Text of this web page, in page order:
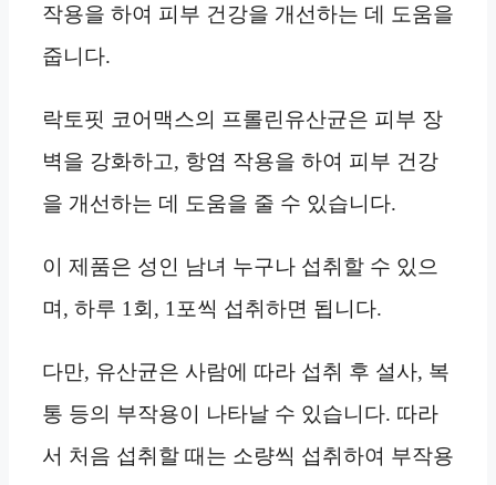
작용을 하여 피부 건강을 개선하는 데 도움을
줍니다.
락토핏 코어맥스의 프롤린유산균은 피부 장
벽을 강화하고, 항염 작용을 하여 피부 건강
을 개선하는 데 도움을 줄 수 있습니다.
이 제품은 성인 남녀 누구나 섭취할 수 있으
며, 하루 1회, 1포씩 섭취하면 됩니다.
다만, 유산균은 사람에 따라 섭취 후 설사, 복
통 등의 부작용이 나타날 수 있습니다. 따라
서 처음 섭취할 때는 소량씩 섭취하여 부작용